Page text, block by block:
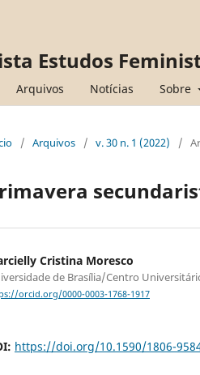
Estudos
Arquivos Notícias Sobre
/ Arquivos / v. 30 n. 1 (2022) /
Cristina Moresco
de Brasília/Centro
orcid.org/0000-0003-1768-1917
https://doi.org/10.1590/1806-